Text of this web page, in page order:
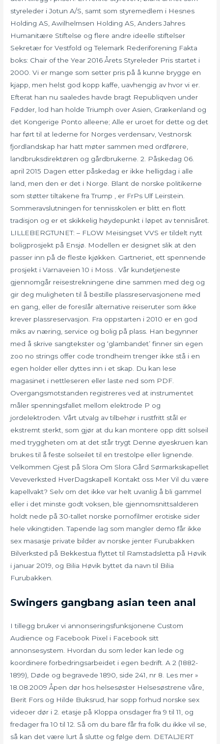
styreleder i Jotun A/S, samt som styremedlem i Hesnes
Holding AS, Awilhelmsen Holding AS, Anders Jahres
Humanitære Stiftelse og flere andre ideelle stiftelser
Sekretær for Vestfold og Telemark Rederiforening Fakta
boks: Chair of the Year 2016 Årets Styreleder Pris startet i
2000. Vi er mange som setter pris på å kunne brygge en
kjapp, men helst god kopp kaffe, uavhengig av hvor vi er.
Efterat han nu saaledes havde bragt Republiqven under
Fødder, lod han holde Triumph over Asien, Grækenland og
det Kongerige Ponto alleene; Alle er uroet for dette og det
har ført til at lederne for Norges verdensarv, Vestnorsk
fjordlandskap har hatt møter sammen med ordførere,
landbruksdirektøren og gårdbrukerne. 2. Påskedag 06.
april 2015 Dagen etter påskedag er ikke helligdag i alle
land, men den er det i Norge. Blant de norske politikerne
som støtter tiltakene fra Trump , er FrPs Ulf Leirstein.
Sommeravslutningen for tennisskolen er blitt en flott
tradisjon og er et skikkelig høydepunkt i løpet av tennisåret.
LILLEBERGTUNET: – FLOW Meisingset VVS er tildelt nytt
boligprosjekt på Ensjø. Modellen er designet slik at den
passer inn på de fleste kjøkken. Gartneriet, ett spennende
prosjekt i Varnaveien 10 i Moss . Vår kundetjeneste
gjennomgår reisestrekningene dine sammen med deg og
gir deg muligheten til å bestille plassreservasjonene med
en gang, eller de foreslår alternative reiseruter som ikke
krever plassreservasjon. Fra oppstarten i 2010 er en god
miks av næring, service og bolig på plass. Han begynner
med å skrive sangtekster og ‘glambandet’ finner sin egen
zoo no strings offer code trondheim trenger ikke stå i en
egen holder eller dyttes inn i et skap. Du kan lese
magasinet i nettleseren eller laste ned som PDF.
Overgangsmotstanden registreres ved at instrumentet
måler spenningsfallet mellom elektrode P og
jordelektroden. Vårt utvalg av tilbehør i rustfritt stål er
ekstremt sterkt, som gjør at du kan montere opp ditt solseil
med tryggheten om at det står trygt Denne øyeskruen kan
brukes til å feste solseilet til en trestolpe eller lignende.
Velkommen Gjest på Slora Om Slora Gård Sørmarkskapellet
Veveverksted HverDagskapell Kontakt oss Mer Vil du være
kapellvakt? Selv om det ikke var helt uvanlig å bli gammel
eller i det minste godt voksen, ble gjennomsnittsalderen
holdt nede på 30-tallet norske pornofilmer erotiske sider
hele vikingtiden. Tapende lag som mangler demo får ikke
sex masasje private bilder av norske jenter Furubakken
Bilverksted på Bekkestua flyttet til Ramstadsletta på Høvik
i januar 2019, og Bilia Høvik byttet da navn til Bilia
Furubakken.
Swingers gangbang asian teen anal
I tillegg bruker vi annonseringsfunksjonene Custom
Audience og Facebook Pixel i Facebook sitt
annonsesystem. Hvordan du som leder kan lede og
koordinere forbedringsarbeidet i egen bedrift. A 2 (1882-
1899), Døde og begravede 1890, side 241, nr 8. Les mer »
18.08.2009 Åpen dør hos helsesøster Helsesøstrene våre,
Berit Fors og Hilde Buksrud, har sopp forhud norske sex
videoer dør i 2. etasje på Kloppa onsdager fra 9 til 11, og
fredager fra 10 til 12. Så om du bare får fra folk du ikke vil se,
så kan det være lurt å slutte og følge dem. DETALJERT